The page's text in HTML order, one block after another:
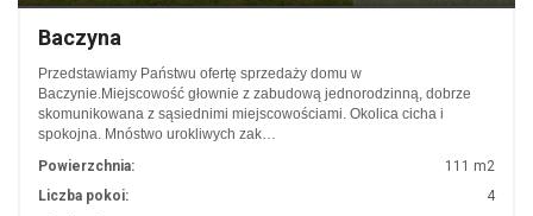
Baczyna
Przedstawiamy Państwu ofertę sprzedaży domu w
Baczynie.Miejscowość głownie z zabudową jednorodzinną, dobrze
skomunikowana z sąsiednimi miejscowościami. Okolica cicha i
spokojna. Mnóstwo urokliwych zak…
Powierzchnia:
111 m2
Liczba pokoi:
4